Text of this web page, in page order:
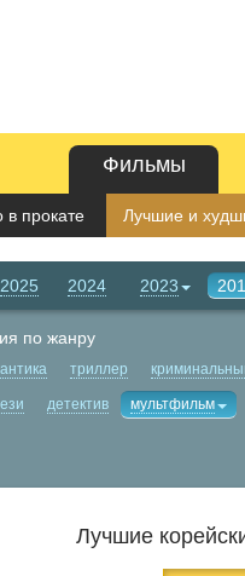
Фильмы
в прокате Лучшие и
2025 2024 2023
по жанру
триллер
детектив мультфильм
Лучшие